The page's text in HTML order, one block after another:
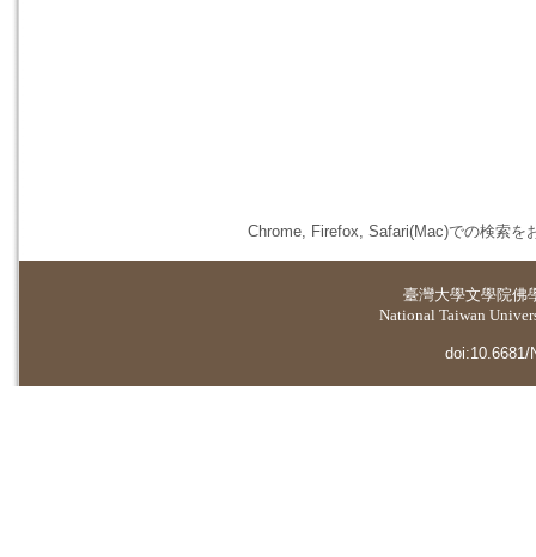
Chrome, Firefox, Safari(Mac)での検索を
臺灣大學文學院佛
National Taiwan
doi:10.6681/